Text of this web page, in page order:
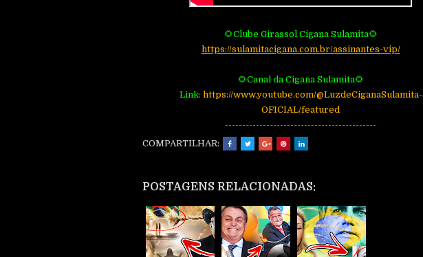
🌻Clube Girassol Cigana Sulamita🌻
https://sulamitacigana.com.br/assinantes-vip/
🌻Canal da Cigana Sulamita🌻
Link: https://www.youtube.com/@LuzdeCiganaSulamita-
OFICIAL/featured
--------------------------------------------
COMPARTILHAR:
POSTAGENS RELACIONADAS: